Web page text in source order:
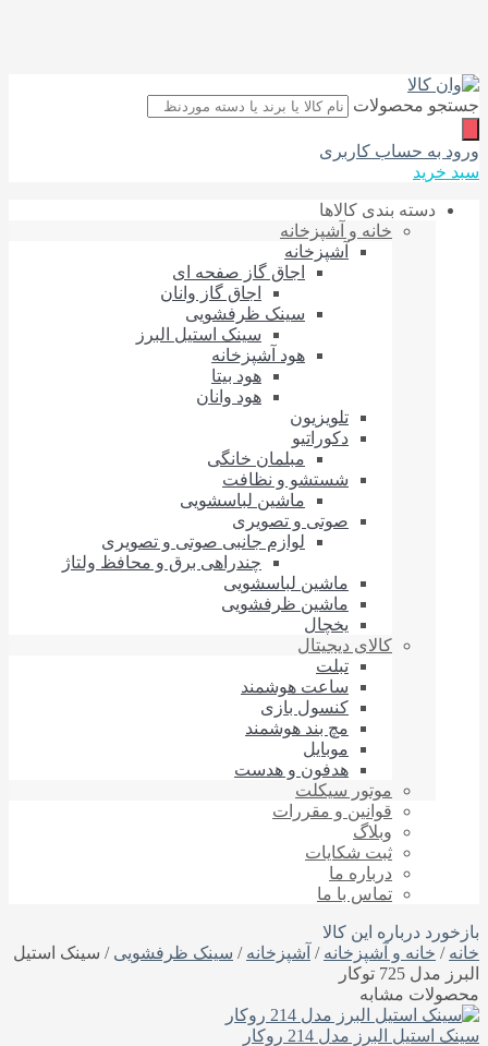
جستجو محصولات
ورود به حساب کاربری
سبد خرید
دسته بندی کالاها
خانه و آشپزخانه
آشپزخانه
اجاق گاز صفحه‌ ای
اجاق گاز وانان
سینک ظرفشویی
سینک استیل البرز
هود آشپزخانه
هود بیتا
هود وانان
تلویزیون
دکوراتیو
مبلمان خانگی
شستشو و نظافت
ماشین لباسشویی
صوتی و تصویری
لوازم جانبی صوتی و تصویری
چندراهی برق و محافظ ولتاژ
ماشین لباسشویی
ماشین ظرفشویی
یخچال
کالای دیجیتال
تبلت
ساعت هوشمند
کنسول بازی
مچ بند هوشمند
موبایل
هدفون و هدست
موتور سیکلت
قوانین و مقررات
وبلاگ
ثبت شکایات
درباره‌ ما
تماس با ما
بازخورد درباره این کالا
خانه / خانه و آشپزخانه / آشپزخانه / سینک ظرفشویی / سینک استیل
البرز مدل 725 توکار
محصولات مشابه
سینک استیل البرز مدل 214 روکار